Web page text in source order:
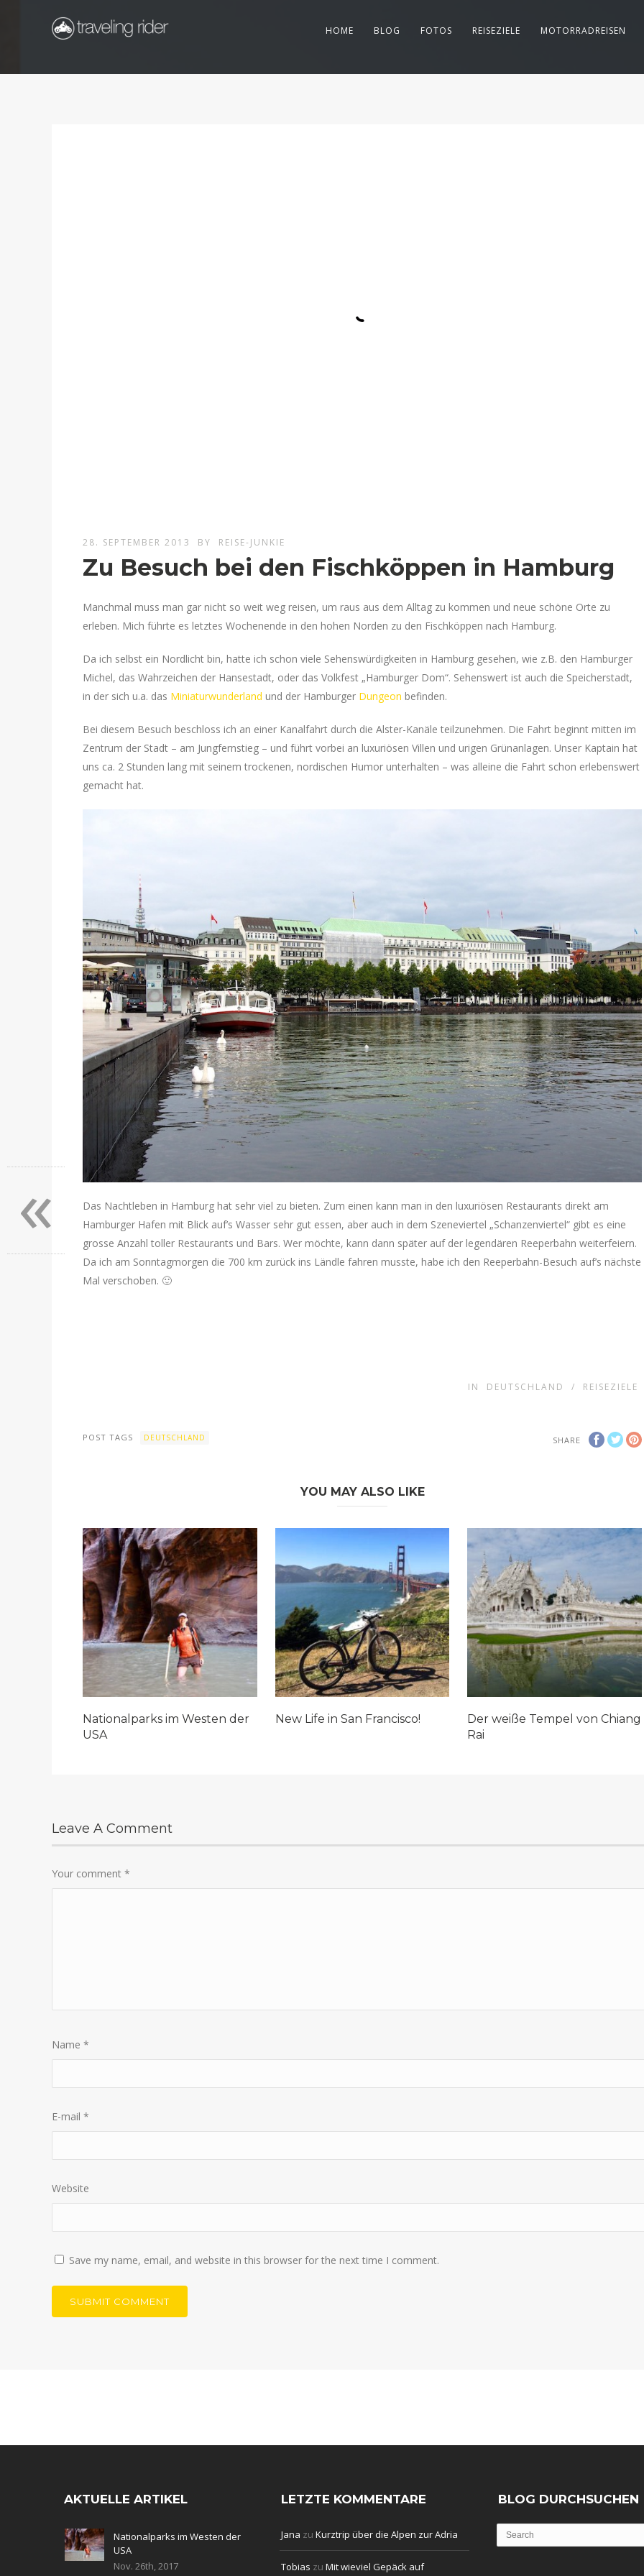
HOME BLOG FOTOS REISEZIELE MOTORRADREISEN
28. SEPTEMBER 2013 BY REISE-JUNKIE
Zu Besuch bei den Fischköppen in Hamburg
Manchmal muss man gar nicht so weit weg reisen, um raus aus dem Alltag zu kommen und neue schöne Orte zu
erleben. Mich führte es letztes Wochenende in den hohen Norden zu den Fischköppen nach Hamburg.
Da ich selbst ein Nordlicht bin, hatte ich schon viele Sehenswürdigkeiten in Hamburg gesehen, wie z.B. den Hamburger
Michel, das Wahrzeichen der Hansestadt, oder das Volkfest „Hamburger Dom“. Sehenswert ist auch die Speicherstadt,
in der sich u.a. das Miniaturwunderland und der Hamburger Dungeon befinden.
Bei diesem Besuch beschloss ich an einer Kanalfahrt durch die Alster-Kanäle teilzunehmen. Die Fahrt beginnt mitten im
Zentrum der Stadt – am Jungfernstieg – und führt vorbei an luxuriösen Villen und urigen Grünanlagen. Unser Kaptain hat
uns ca. 2 Stunden lang mit seinem trockenen, nordischen Humor unterhalten – was alleine die Fahrt schon erlebenswert
gemacht hat.
Das Nachtleben in Hamburg hat sehr viel zu bieten. Zum einen kann man in den luxuriösen Restaurants direkt am
Hamburger Hafen mit Blick auf’s Wasser sehr gut essen, aber auch in dem Szeneviertel „Schanzenviertel“ gibt es eine
grosse Anzahl toller Restaurants und Bars. Wer möchte, kann dann später auf der legendären Reeperbahn weiterfeiern.
Da ich am Sonntagmorgen die 700 km zurück ins Ländle fahren musste, habe ich den Reeperbahn-Besuch auf’s nächste
Mal verschoben. 🙂
IN DEUTSCHLAND / REISEZIELE
SHARE
POST TAGS DEUTSCHLAND
YOU MAY ALSO LIKE
Nationalparks im Westen der
USA
New Life in San Francisco!
Der weiße Tempel von Chiang
Rai
Leave A Comment
Your comment *
Name *
E-mail *
Website
Save my name, email, and website in this browser for the next time I comment.
AKTUELLE ARTIKEL
Nationalparks im Westen der
USA
Nov. 26th, 2017
LETZTE KOMMENTARE
Jana zu Kurztrip über die Alpen zur Adria
Tobias zu Mit wieviel Gepäck auf
BLOG DURCHSUCHEN
«